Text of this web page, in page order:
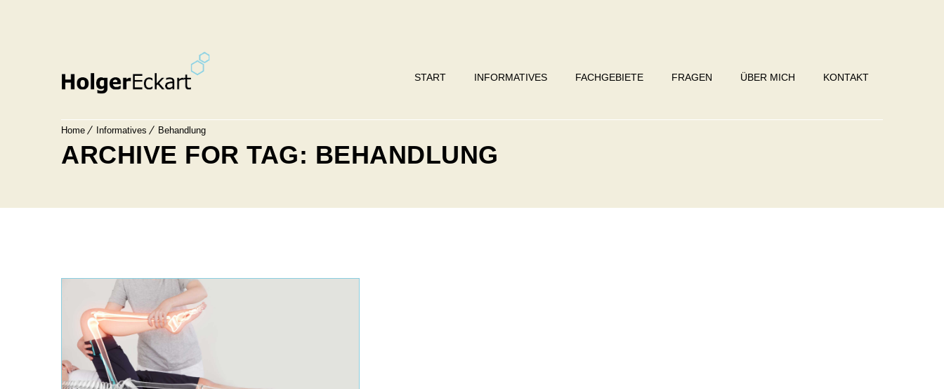
START INFORMATIVES FACHGEBIETE FRAGEN ÜBER MICH KONTAKT
Home Informatives Behandlung
ARCHIVE FOR TAG: BEHANDLUNG